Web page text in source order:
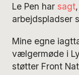
Le Pen har sagt
arbejdspladser
Mine egne
vælgermøde i
støtter Front